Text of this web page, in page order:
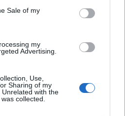
Sale of my
my
Advertising.
Use,
Sharing of my
with the
collected.
para dividendos em agosto de